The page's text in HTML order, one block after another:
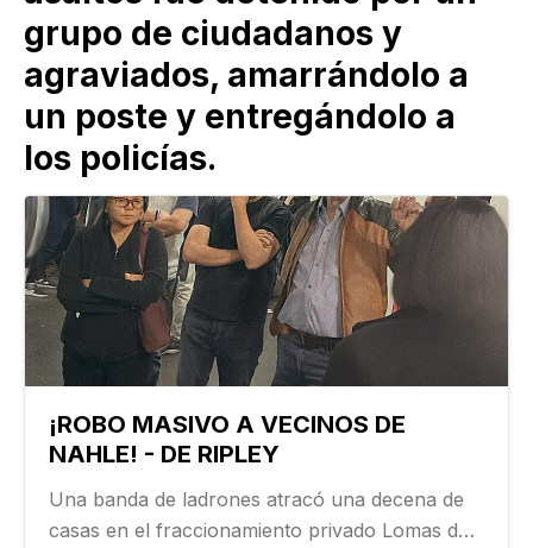
grupo de ciudadanos y
agraviados, amarrándolo a
un poste y entregándolo a
los policías.
¡ROBO MASIVO A VECINOS DE
NAHLE! - DE RIPLEY
Una banda de ladrones atracó una decena de
casas en el fraccionamiento privado Lomas del